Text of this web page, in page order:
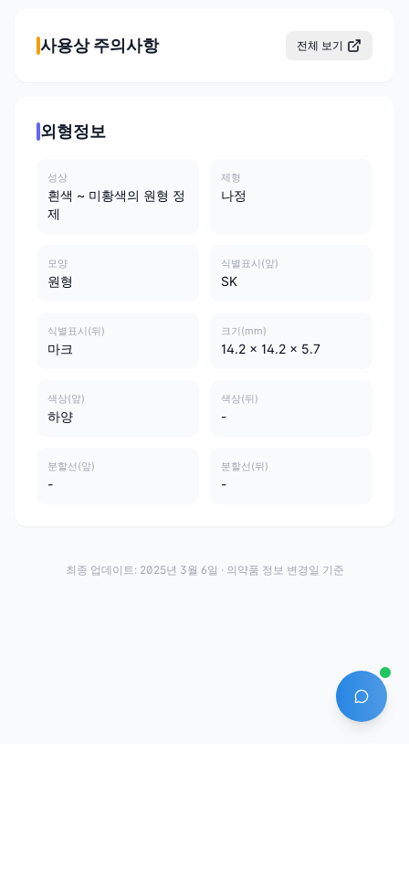
사용상 주의사항 전체 보기
외형정보
성상
흰색 ~ 미황색의 원형 정
제
제형
나정
모양
원형
식별표시(앞)
SK
식별표시(뒤)
마크
크기(mm)
14.2 x 14.2 x 5.7
색상(앞)
하양
색상(뒤)
-
분할선(앞)
-
분할선(뒤)
-
AI 에이
최종 업데이트: 2025년 3월 6일 · 의약품 정보 변경일 기준